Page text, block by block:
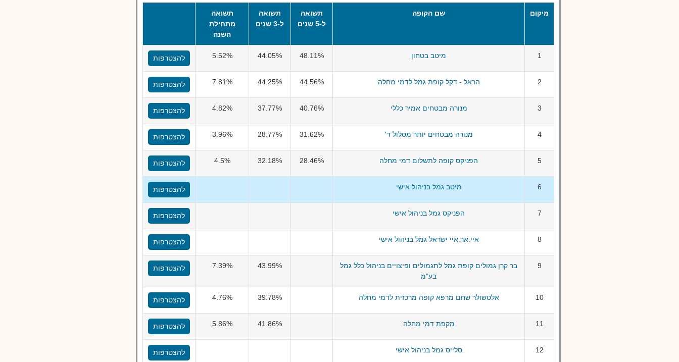
מיקום שם הקופה
תשואה
ל-5 שנים
תשואה
ל-3 שנים
תשואה
מתחילת
השנה
1 מיטב בטחון 48.11%
44.05%
5.52% להצטרפות
2 הראל - דקל קופת גמל לדמי מחלה 44.56%
44.25%
7.81% להצטרפות
3 מנורה מבטחים אמיר כללי 40.76%
37.77%
4.82% להצטרפות
4 מנורה מבטחים יותר מסלול ד' 31.62%
28.77%
3.96% להצטרפות
5 הפניקס קופה לתשלום דמי מחלה 28.46%
32.18%
4.5% להצטרפות
6 מיטב גמל בניהול אישי להצטרפות
7 הפניקס גמל בניהול אישי להצטרפות
8 איי.אר.איי ישראל גמל בניהול אישי להצטרפות
9
בר קרן גמולים קופת גמל לתגמולים ופיצויים בניהול כלל גמל
בע"מ
43.99%
7.39% להצטרפות
10 אלטשולר שחם מרפא קופה מרכזית לדמי מחלה 39.78%
4.76% להצטרפות
11 מקפת דמי מחלה 41.86%
5.86% להצטרפות
12 סלייס גמל בניהול אישי להצטרפות